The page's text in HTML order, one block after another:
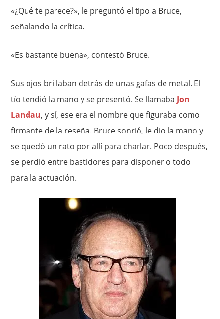
«¿Qué te parece?», le preguntó el tipo a Bruce,
señalando la crítica.
«Es bastante buena», contestó Bruce.
Sus ojos brillaban detrás de unas gafas de metal. El
tío tendió la mano y se presentó. Se llamaba Jon
Landau, y sí, ese era el nombre que figuraba como
firmante de la reseña. Bruce sonrió, le dio la mano y
se quedó un rato por allí para charlar. Poco después,
se perdió entre bastidores para disponerlo todo
para la actuación.